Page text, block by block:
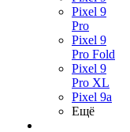
Pixel 9
Pro
Pixel 9
Pro Fold
Pixel 9
Pro XL
Pixel 9a
Ещё